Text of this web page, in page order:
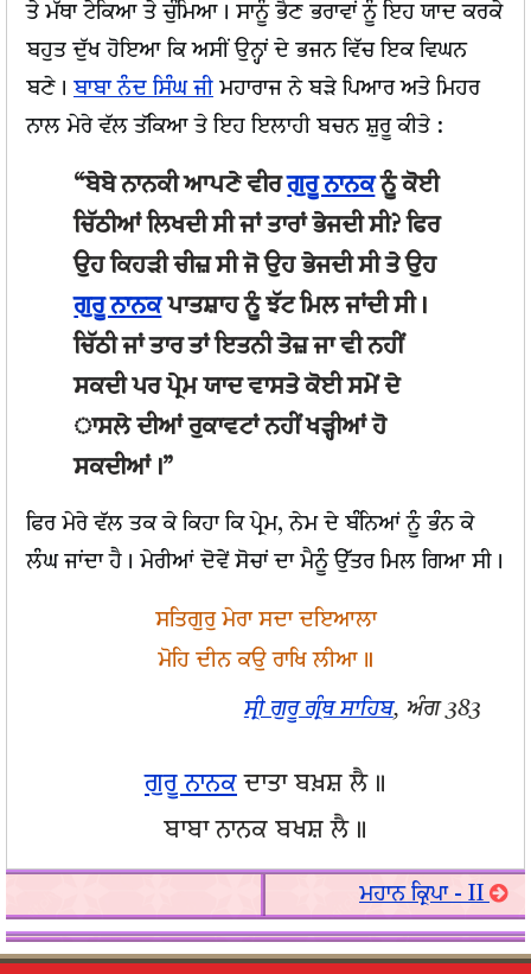
ਤੇ ਮੱਥਾ ਟੇਕਿਆ ਤੇ ਚੁੰਮਿਆ। ਸਾਨੂੰ ਭੈਣ ਭਰਾਵਾਂ ਨੂੰ ਇਹ ਯਾਦ ਕਰਕੇ
ਬਹੁਤ ਦੁੱਖ ਹੋਇਆ ਕਿ ਅਸੀਂ ਉਨ੍ਹਾਂ ਦੇ ਭਜਨ ਵਿੱਚ ਇਕ ਵਿਘਨ
ਬਣੇ। ਬਾਬਾ ਨੰਦ ਸਿੰਘ ਜੀ ਮਹਾਰਾਜ ਨੇ ਬੜੇ ਪਿਆਰ ਅਤੇ ਮਿਹਰ
ਨਾਲ ਮੇਰੇ ਵੱਲ ਤੱਕਿਆ ਤੇ ਇਹ ਇਲਾਹੀ ਬਚਨ ਸ਼ੁਰੂ ਕੀਤੇ :
“ਬੇਬੇ ਨਾਨਕੀ ਆਪਣੇ ਵੀਰਗੁਰੂ ਨਾਨਕਨੂੰ ਕੋਈ
ਚਿੱਠੀਆਂ ਲਿਖਦੀ ਸੀ ਜਾਂ ਤਾਰਾਂ ਭੇਜਦੀ ਸੀ? ਫਿਰ
ਉਹ ਕਿਹੜੀ ਚੀਜ਼ ਸੀ ਜੋ ਉਹ ਭੇਜਦੀ ਸੀ ਤੇ ਉਹ
ਗੁਰੂ ਨਾਨਕਪਾਤਸ਼ਾਹ ਨੂੰ ਝੱਟ ਮਿਲ ਜਾਂਦੀ ਸੀ।
ਚਿੱਠੀ ਜਾਂ ਤਾਰ ਤਾਂ ਇਤਨੀ ਤੇਜ਼ ਜਾ ਵੀ ਨਹੀਂ
ਸਕਦੀ ਪਰ ਪ੍ਰੇਮ ਯਾਦ ਵਾਸਤੇ ਕੋਈ ਸਮੇਂ ਦੇ
ਾਸਲੇ ਦੀਆਂ ਰੁਕਾਵਟਾਂ ਨਹੀਂ ਖੜ੍ਹੀਆਂ ਹੋ
ਸਕਦੀਆਂ।”
ਫਿਰ ਮੇਰੇ ਵੱਲ ਤਕ ਕੇ ਕਿਹਾ ਕਿ ਪ੍ਰੇਮ, ਨੇਮ ਦੇ ਬੰਨਿਆਂ ਨੂੰ ਭੰਨ ਕੇ
ਲੰਘ ਜਾਂਦਾ ਹੈ। ਮੇਰੀਆਂ ਦੋਵੇਂ ਸੋਚਾਂ ਦਾ ਮੈਨੂੰ ਉੱਤਰ ਮਿਲ ਗਿਆ ਸੀ।
ਸਤਿਗੁਰੁ ਮੇਰਾ ਸਦਾ ਦਇਆਲਾ
ਮੋਹਿ ਦੀਨ ਕਉ ਰਾਖਿ ਲੀਆ॥
ਸ੍ਰੀ ਗੁਰੂ ਗ੍ਰੰਥ ਸਾਹਿਬ, ਅੰਗ 383
ਗੁਰੂ ਨਾਨਕ ਦਾਤਾ ਬਖ਼ਸ਼ ਲੈ॥
ਬਾਬਾ ਨਾਨਕ ਬਖਸ਼ ਲੈ॥
ਮਹਾਨ ਕ੍ਰਿਪਾ - II